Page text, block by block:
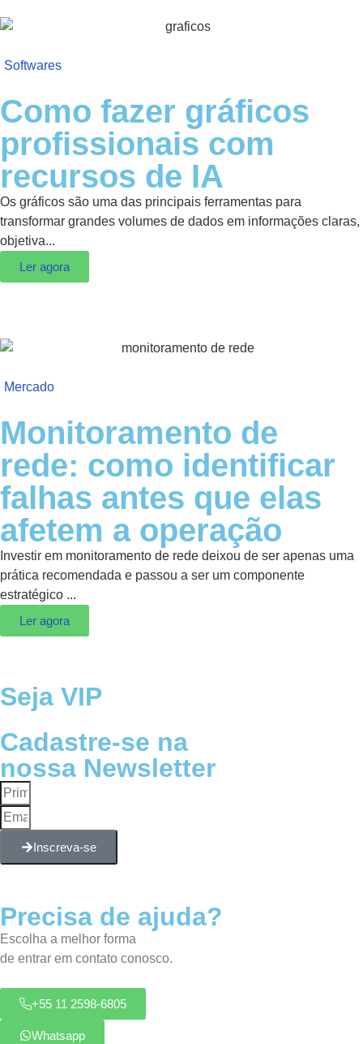
Softwares
Como fazer gráficos
profissionais com
recursos de IA
Os gráficos são uma das principais ferramentas para
transformar grandes volumes de dados em informações claras,
objetiva...
Ler agora
Mercado
Monitoramento de
rede: como identificar
falhas antes que elas
afetem a operação
Investir em monitoramento de rede deixou de ser apenas uma
prática recomendada e passou a ser um componente
estratégico ...
Ler agora
Seja VIP
Cadastre-se na
nossa Newsletter
Inscreva-se
Precisa de ajuda?
Escolha a melhor forma
de entrar em contato conosco.
+55 11 2598-6805
Whatsapp